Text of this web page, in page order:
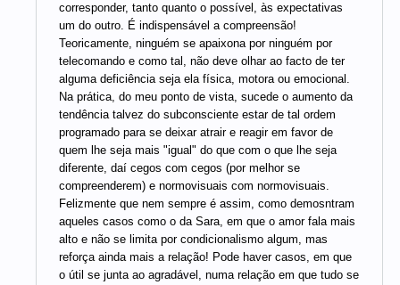
corresponder, tanto quanto o possível, às expectativas
um do outro. É indispensável a compreensão!
Teoricamente, ninguém se apaixona por ninguém por
telecomando e como tal, não deve olhar ao facto de ter
alguma deficiência seja ela física, motora ou emocional.
Na prática, do meu ponto de vista, sucede o aumento da
tendência talvez do subconsciente estar de tal ordem
programado para se deixar atrair e reagir em favor de
quem lhe seja mais "igual" do que com o que lhe seja
diferente, daí cegos com cegos (por melhor se
compreenderem) e normovisuais com normovisuais.
Felizmente que nem sempre é assim, como demosntram
aqueles casos como o da Sara, em que o amor fala mais
alto e não se limita por condicionalismo algum, mas
reforça ainda mais a relação! Pode haver casos, em que
o útil se junta ao agradável, numa relação em que tudo se